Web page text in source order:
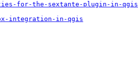
for-the-sextante-plugin-in-qgis
integration-in-qgis